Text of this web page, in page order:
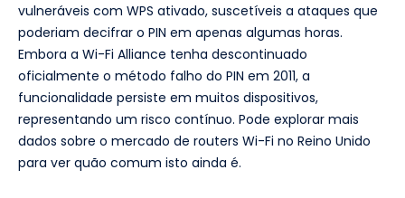
vulneráveis com WPS ativado, suscetíveis a ataques que
poderiam decifrar o PIN em apenas algumas horas.
Embora a Wi-Fi Alliance tenha descontinuado
oficialmente o método falho do PIN em 2011, a
funcionalidade persiste em muitos dispositivos,
representando um risco contínuo. Pode explorar mais
dados sobre o mercado de routers Wi-Fi no Reino Unido
para ver quão comum isto ainda é.